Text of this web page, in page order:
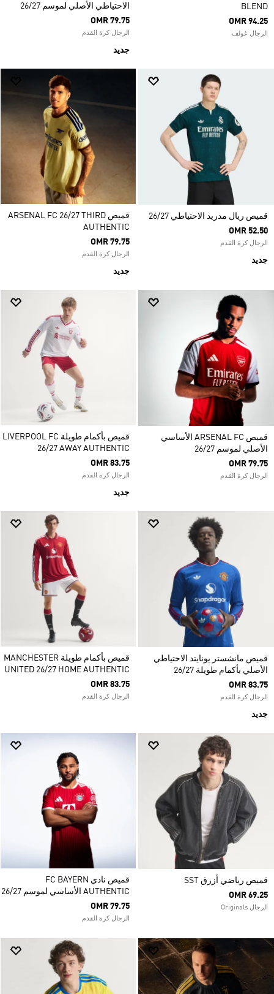
BLEND
OMR 94.25
الرجال غولف
الاحتياطي الأصلي لموسم 26/27
OMR 79.75
الرجال كرة القدم
جديد
قميص ريال مدريد الاحتياطي 26/27
OMR 52.50
الرجال كرة القدم
جديد
قميص ARSENAL FC 26/27 THIRD
AUTHENTIC
OMR 79.75
الرجال كرة القدم
جديد
قميص ARSENAL FC الأساسي
الأصلي لموسم 26/27
OMR 79.75
الرجال كرة القدم
قميص بأكمام طويلة LIVERPOOL FC
26/27 AWAY AUTHENTIC
OMR 83.75
الرجال كرة القدم
جديد
قميص مانشستر يونايتد الاحتياطي
الأصلي بأكمام طويلة 26/27
OMR 83.75
الرجال كرة القدم
جديد
قميص بأكمام طويلة MANCHESTER
UNITED 26/27 HOME AUTHENTIC
OMR 83.75
الرجال كرة القدم
قميص رياضي أزرق SST
OMR 69.25
الرجال Originals
قميص نادي FC BAYERN
AUTHENTIC الأساسي لموسم 26/27
OMR 79.75
الرجال كرة القدم